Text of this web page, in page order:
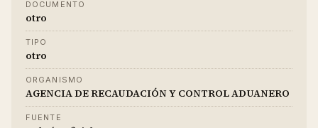
DOCUMENTO
otro
TIPO
otro
ORGANISMO
AGENCIA DE RECAUDACIÓN Y CONTROL ADUANERO
FUENTE